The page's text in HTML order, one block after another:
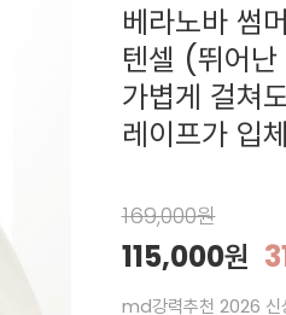
베라노바 썸
텐셀 (뛰어
가볍게 걸쳐
레이프가 입
169,000원
115,000원
md강력추천 2026 신